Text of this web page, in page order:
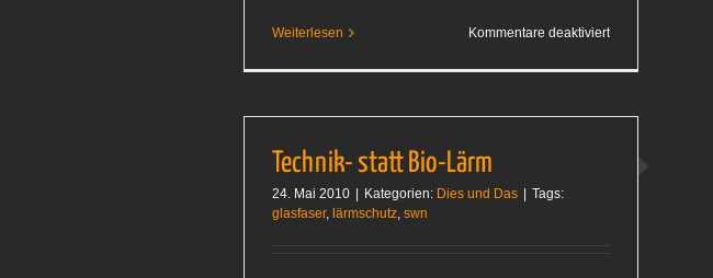
Weiterlesen Kommentare deaktiviertfür
Technik- statt Bio-Lärm
24. Mai 2010 Kategorien: Dies und Das
Tags:
glasfaser, lärmschutz, swn